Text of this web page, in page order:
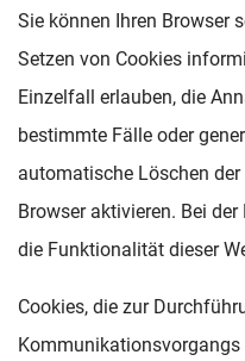
Sie können Ihren Browser
Setzen von Cookies
Einzelfall erlauben, die
bestimmte Fälle oder
automatische Löschen
Browser aktivieren. Bei
die Funktionalität dieser
Cookies, die zur
Kommunikationsvorgangs